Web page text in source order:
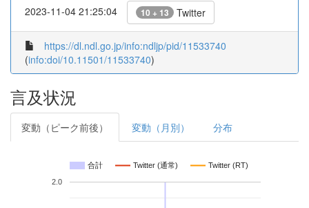
2023-11-04 21:25:04 10 + 13 Twitter
https://dl.ndl.go.jp/info:ndljp/pid/11533740
(info:doi/10.11501/11533740)
言及状況
変動（ピーク前後） 変動（月別） 分布
合計 Twitter (通常) Twitter (RT)
2.0